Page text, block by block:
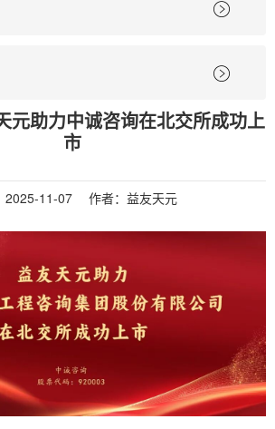


元助力中诚咨询在北交所成功上
市
2025-11-07 作者：益友天元